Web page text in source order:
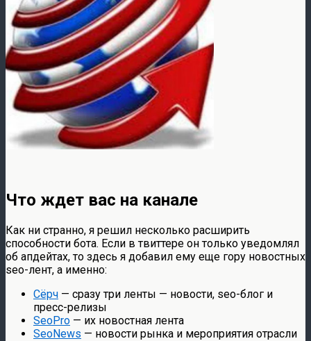
Что ждет вас на канале
Как ни странно, я решил несколько расширить
способности бота. Если в твиттере он только уведомлял
об апдейтах, то здесь я добавил ему еще гору новостных
seo-лент, а именно:
Сёрч — сразу три ленты — новости, seo-блог и
пресс-релизы
SeoPro — их новостная лента
SeoNews — новости рынка и мероприятия отрасли